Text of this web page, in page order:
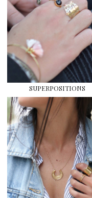
SUPERPOSITIONS